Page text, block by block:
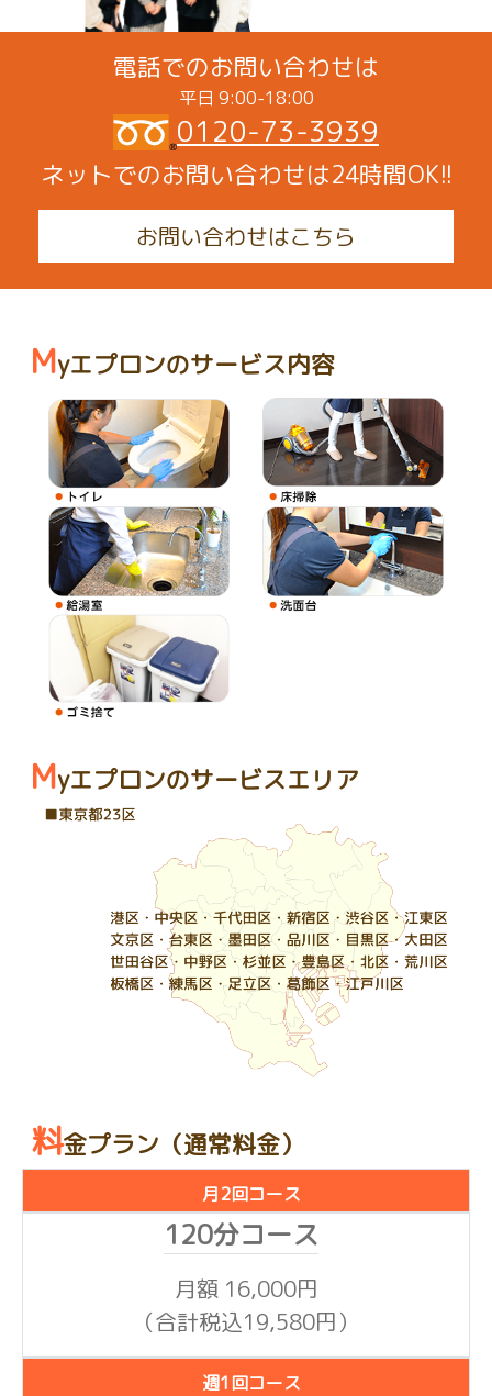
電話でのお問い合わせは
平日 9:00-18:00
0120-73-3939
ネットでのお問い合わせは24時間OK!!
お問い合わせはこちら
Myエプロンのサービス内容
Myエプロンのサービスエリア
料金プラン（通常料金）
月2回コース
月額 16,000円
（合計税込19,580円）
週1回コース